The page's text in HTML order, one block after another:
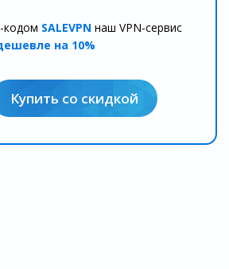
кодом SALEVPN наш VPN-сервис
на 10%
Купить со скидкой